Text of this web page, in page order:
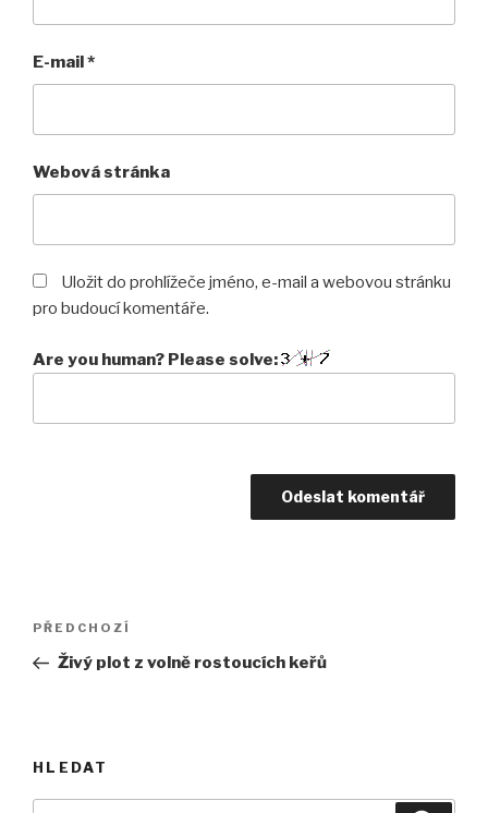
E-mail*
Webová stránka
Uložit do prohlížeče jméno, e-mail a webovou stránku
pro budoucí komentáře.
Are you human? Please solve:
Navigace
pro
příspěvek
Předchozí
příspěvek
PŘEDCHOZÍ
Živý plot z volně rostoucích keřů
HLEDAT